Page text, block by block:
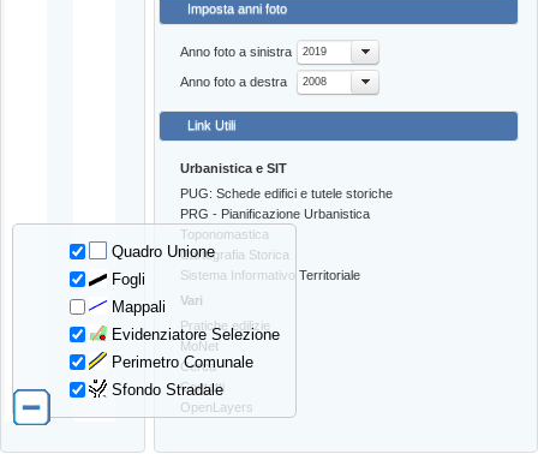
Imposta anni foto
Anno foto a sinistra 2019
Anno foto a destra 2008
Link Utili
Urbanistica e SIT
PUG: Schede edifici e tutele storiche
PRG - Pianificazione Urbanistica
Toponomastica
Cartografia Storica
Sistema Informativo Territoriale
Vari
Pratiche edilizie
MoNet
Cerca
Contatti
OpenLayers
Quadro Unione
Fogli
Mappali
Evidenziatore Selezione
Perimetro Comunale
Sfondo Stradale